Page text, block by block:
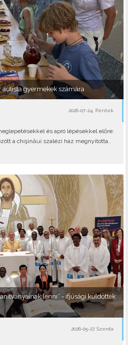
autista gyermekek számára
2026-07-24, Péntek
és apró lépésekkel előre:
a chişinăui szalézi ház megnyitotta..
lenni” - ifjúsági küldöttek
2026-05-27, Szerda